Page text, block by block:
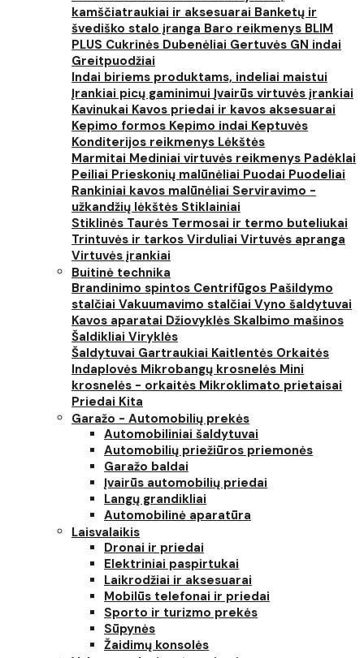
kamščiatraukiai ir aksesuarai Banketų ir
švediško stalo įranga Baro reikmenys BLIM
PLUS Cukrinės Dubenėliai Gertuvės GN indai
Greitpuodžiai
Indai biriems produktams, indeliai maistui
Įrankiai picų gaminimui Įvairūs virtuvės įrankiai
Kavinukai Kavos priedai ir kavos aksesuarai
Kepimo formos Kepimo indai Keptuvės
Konditerijos reikmenys Lėkštės
Marmitai Mediniai virtuvės reikmenys Padėklai
Peiliai Prieskonių malūnėliai Puodai Puodeliai
Rankiniai kavos malūnėliai Serviravimo -
užkandžių lėkštės Stiklainiai
Stiklinės Taurės Termosai ir termo buteliukai
Trintuvės ir tarkos Virduliai Virtuvės apranga
Virtuvės įrankiai
Buitinė technika
Brandinimo spintos Centrifūgos Pašildymo
stalčiai Vakuumavimo stalčiai Vyno šaldytuvai
Kavos aparatai Džiovyklės Skalbimo mašinos
Šaldikliai Viryklės
Šaldytuvai Gartraukiai Kaitlentės Orkaitės
Indaplovės Mikrobangų krosnelės Mini
krosnelės - orkaitės Mikroklimato prietaisai
Priedai Kita
Garažo - Automobilių prekės
Automobiliniai šaldytuvai
Automobilių priežiūros priemonės
Garažo baldai
Įvairūs automobilių priedai
Langų grandikliai
Automobilinė aparatūra
Laisvalaikis
Dronai ir priedai
Elektriniai paspirtukai
Laikrodžiai ir aksesuarai
Mobilūs telefonai ir priedai
Sporto ir turizmo prekės
Sūpynės
Žaidimų konsolės